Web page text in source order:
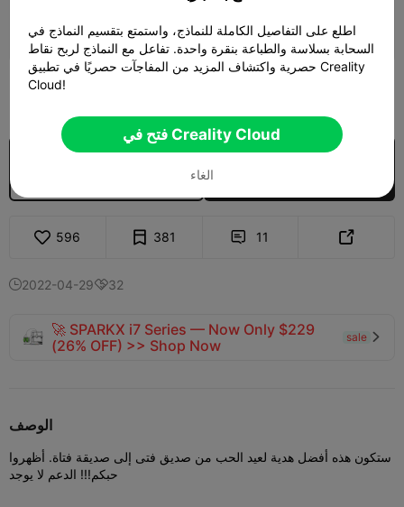
0.2mm layer, 3 walls, 10 infill
 03h 07m  1 plates  125.09g
$7.99/Month
596 381  11 
2022-04-2932
🚀 SPARKX i7 Series — Now Only $229
(26% OFF) >> Shop Now
sale 
الوصف
ستكون هذه أفضل هدية لعيد الحب من صديق فتى إلى صديقة فتاة. أظهروا
حبكم!!! الدعم لا يوجد
اطلع على التفاصيل الكاملة للنماذج، واستمتع بتقسيم النماذج في
السحابة بسلاسة والطباعة بنقرة واحدة. تفاعل مع النماذج لربح نقاط
حصرية واكتشاف المزيد من المفاجآت حصريًا في تطبيق Creality
Cloud!
فتح في Creality Cloud
الغاء